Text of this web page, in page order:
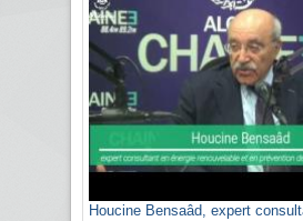
Houcine Bensaâd, expert